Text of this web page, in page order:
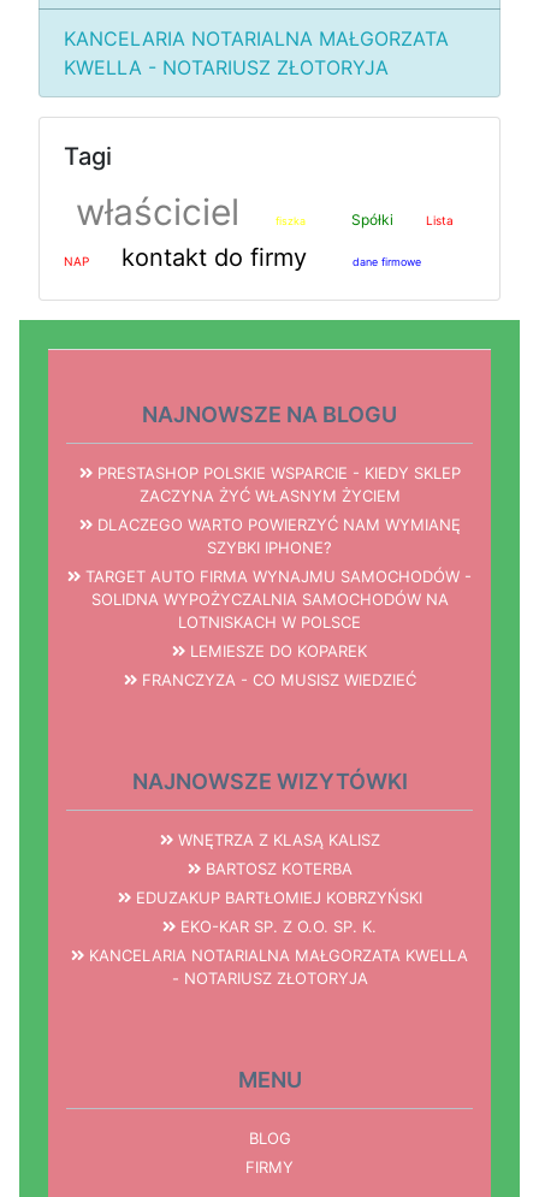
KANCELARIA NOTARIALNA MAŁGORZATA
KWELLA - NOTARIUSZ ZŁOTORYJA
Tagi
właściciel fiszka Spółki Lista
NAP kontakt do firmy dane firmowe
NAJNOWSZE NA BLOGU
PRESTASHOP POLSKIE WSPARCIE - KIEDY SKLEP
ZACZYNA ŻYĆ WŁASNYM ŻYCIEM
DLACZEGO WARTO POWIERZYĆ NAM WYMIANĘ
SZYBKI IPHONE?
TARGET AUTO FIRMA WYNAJMU SAMOCHODÓW -
SOLIDNA WYPOŻYCZALNIA SAMOCHODÓW NA
LOTNISKACH W POLSCE
LEMIESZE DO KOPAREK
FRANCZYZA - CO MUSISZ WIEDZIEĆ
NAJNOWSZE WIZYTÓWKI
WNĘTRZA Z KLASĄ KALISZ
BARTOSZ KOTERBA
EDUZAKUP BARTŁOMIEJ KOBRZYŃSKI
EKO-KAR SP. Z O.O. SP. K.
KANCELARIA NOTARIALNA MAŁGORZATA KWELLA
- NOTARIUSZ ZŁOTORYJA
MENU
BLOG
FIRMY